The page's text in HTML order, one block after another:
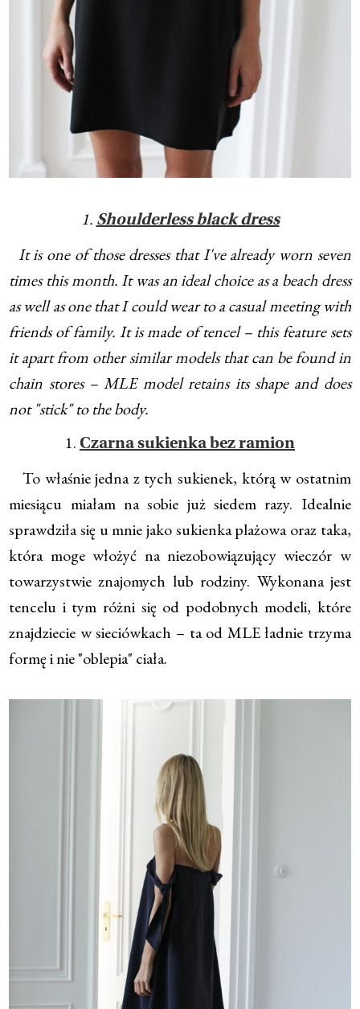
1. Shoulderless black dress
It is one of those dresses that I've already worn seven
times this month. It was an ideal choice as a beach dress
as well as one that I could wear to a casual meeting with
friends of family. It is made of tencel – this feature sets
it apart from other similar models that can be found in
chain stores – MLE model retains its shape and does
not "stick" to the body.
1. Czarna sukienka bez ramion
To właśnie jedna z tych sukienek, którą w ostatnim
miesiącu miałam na sobie już siedem razy. Idealnie
sprawdziła się u mnie jako sukienka plażowa oraz taka,
która moge włożyć na niezobowiązujący wieczór w
towarzystwie znajomych lub rodziny. Wykonana jest
tencelu i tym różni się od podobnych modeli, które
znajdziecie w sieciówkach – ta od MLE ładnie trzyma
formę i nie "oblepia" ciała.